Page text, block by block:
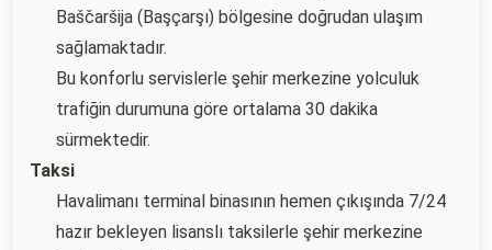
Baščaršija (Başçarşı) bölgesine doğrudan ulaşım
sağlamaktadır.
Bu konforlu servislerle şehir merkezine yolculuk
trafiğin durumuna göre ortalama 30 dakika
sürmektedir.
Taksi
Havalimanı terminal binasının hemen çıkışında 7/24
hazır bekleyen lisanslı taksilerle şehir merkezine